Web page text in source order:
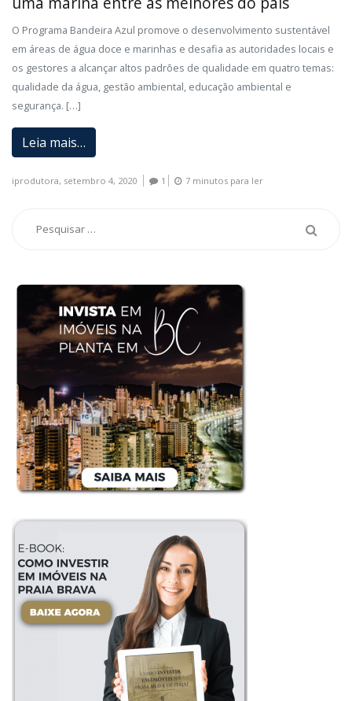
O Programa Bandeira Azul promove o desenvolvimento sustentável
em áreas de água doce e marinhas e desafia as autoridades locais e
os gestores a alcançar altos padrões de qualidade em quatro temas:
qualidade da água, gestão ambiental, educação ambiental e
segurança. […]
Leia mais…
iprodutora, setembro 4, 2020 1 7 minutos para ler